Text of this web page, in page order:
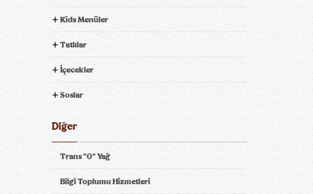
Kids Menüler
Tatlılar
İçecekler
Soslar
Diğer
Trans "0" Yağ
Bilgi Toplumu Hizmetleri